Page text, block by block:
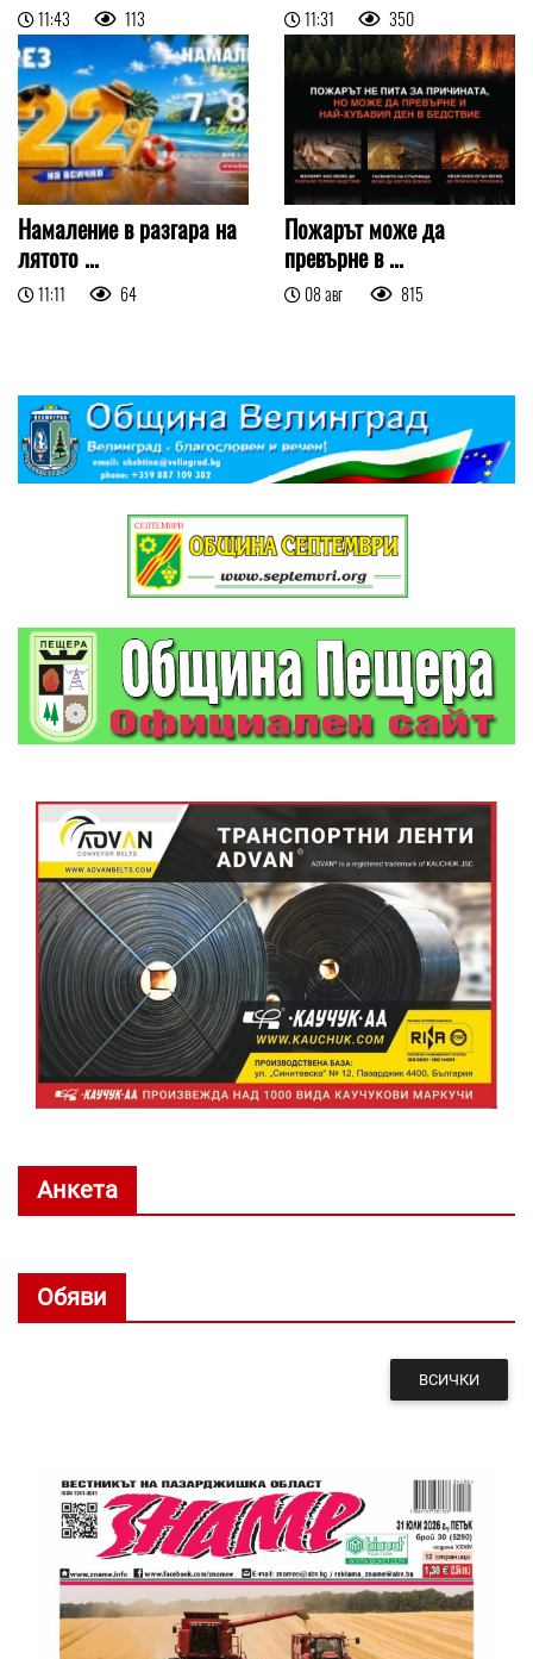
11:43 113 11:31 350
Намаление в разгара на
лятото ...
11:11 64
Пожарът може да
превърне в ...
08 авг 815
Анкета
Обяви
ВСИЧКИ